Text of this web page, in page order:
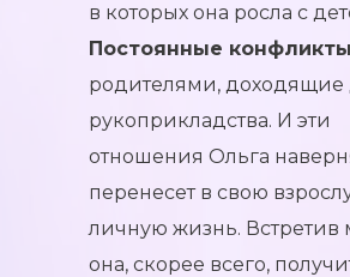
в которых она росла с
Постоянные конфликты
родителями, доходящие
рукоприкладства. И эти
отношения Ольга
перенесет в свою
личную жизнь. Встретив
она, скорее всего,